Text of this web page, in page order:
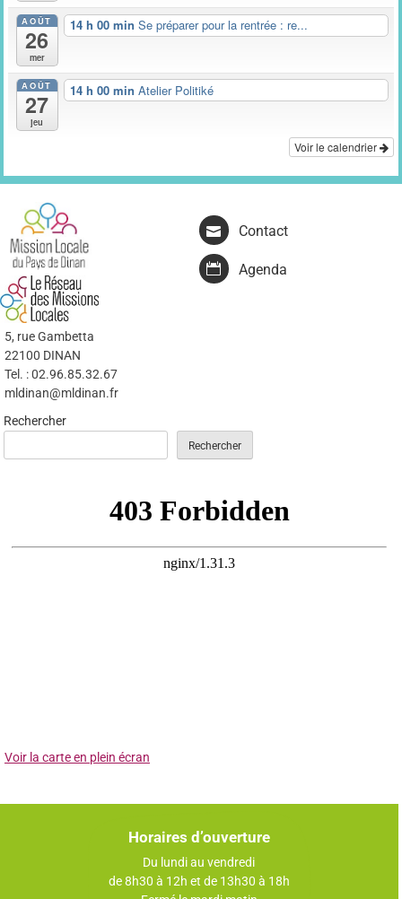
AOÛT
26
mer
14 h 00 min Se préparer pour la rentrée : re...
AOÛT
27
jeu
14 h 00 min Atelier Politiké
Voir le calendrier
5, rue Gambetta
22100 DINAN
Tel. : 02.96.85.32.67
mldinan@mldinan.fr
Contact
Agenda
Rechercher
Rechercher
Voir la carte en plein écran
Horaires d’ouverture
Du lundi au vendredi
de 8h30 à 12h et de 13h30 à 18h